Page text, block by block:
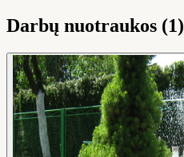
Darbų nuotraukos (1)